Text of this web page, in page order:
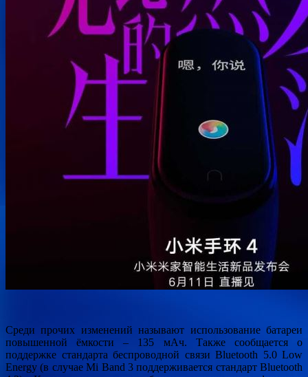
Среди прочих изменений называют использование батареи
повышенной ёмкости – 135 мАч. Также сообщается о
поддержке стандарта беспроводной связи Bluetooth 5.0 Low
Energy (в случае Mi Band 3 поддерживается стандарт Bluetooth